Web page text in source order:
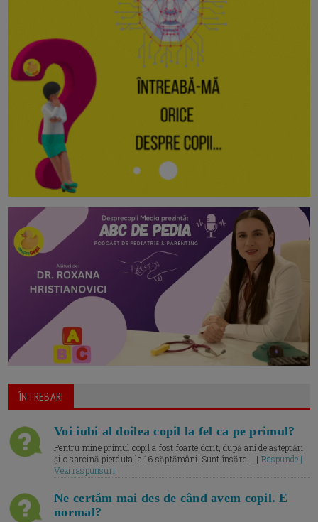
ÎNTREBARI
Voi iubi al doilea copil la fel ca pe primul?
Pentru mine primul copil a fost foarte dorit, după ani de așteptări
și o sarcină pierduta la 16 săptămâni. Sunt însărc... | Raspunde |
Vezi raspunsuri
Ne certăm mai des de când avem copil. E
normal?